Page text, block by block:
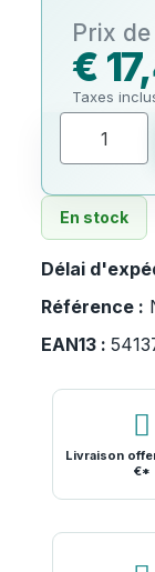
€
Taxes
En stock
Délai
Référence :
EAN13 :
Livraison
€*